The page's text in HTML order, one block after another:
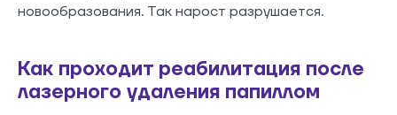
новообразования. Так нарост разрушается.
Как проходит реабилитация после
лазерного удаления папиллом